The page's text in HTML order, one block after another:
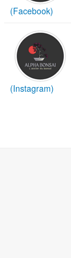
(Facebook)
(Instagram)